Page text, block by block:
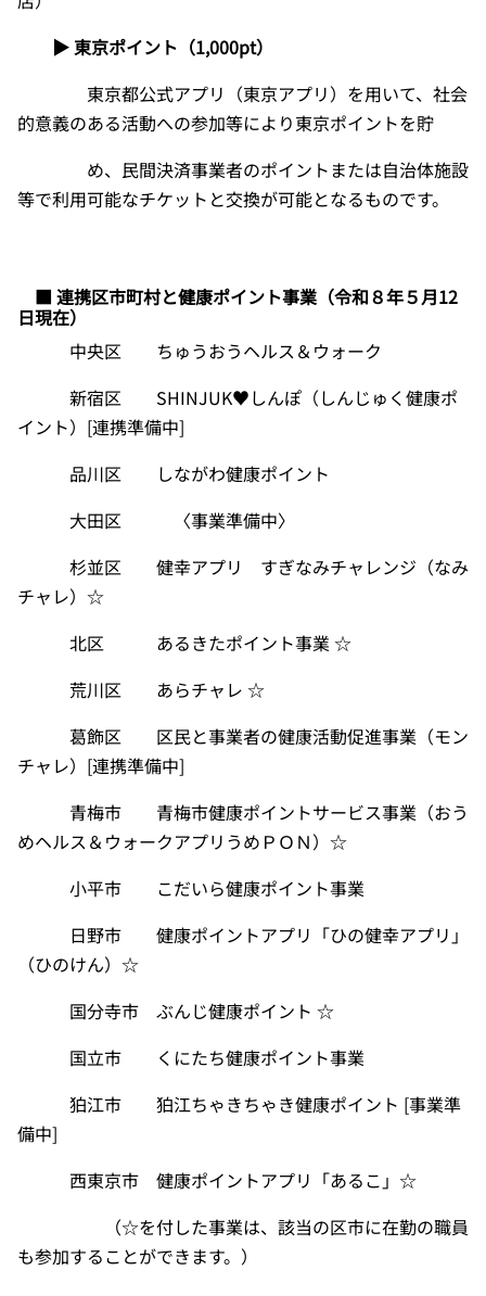
▶ 東京ポイント（1,000pt）
東京都公式アプリ（東京アプリ）を用いて、社会
的意義のある活動への参加等により東京ポイントを貯
め、民間決済事業者のポイントまたは自治体施設
等で利用可能なチケットと交換が可能となるものです。
■ 連携区市町村と健康ポイント事業（令和８年５月12
日現在）
中央区 ちゅうおうヘルス＆ウォーク
新宿区 SHINJUK♥しんぽ（しんじゅく健康ポ
イント） [連携準備中]
品川区 しながわ健康ポイント
大田区 〈事業準備中〉
杉並区 健幸アプリ すぎなみチャレンジ（なみ
チャレ）☆
北区 あるきたポイント事業 ☆
荒川区 あらチャレ ☆
葛飾区 区民と事業者の健康活動促進事業（モン
チャレ） [連携準備中]
青梅市 青梅市健康ポイントサービス事業（おう
めヘルス＆ウォークアプリうめＰＯＮ）☆
小平市 こだいら健康ポイント事業
日野市 健康ポイントアプリ「ひの健幸アプリ」
（ひのけん）☆
国分寺市 ぶんじ健康ポイント ☆
国立市 くにたち健康ポイント事業
狛江市 狛江ちゃきちゃき健康ポイント [事業準
備中]
西東京市 健康ポイントアプリ「あるこ」☆
（☆を付した事業は、該当の区市に在勤の職員
も参加することができます。）